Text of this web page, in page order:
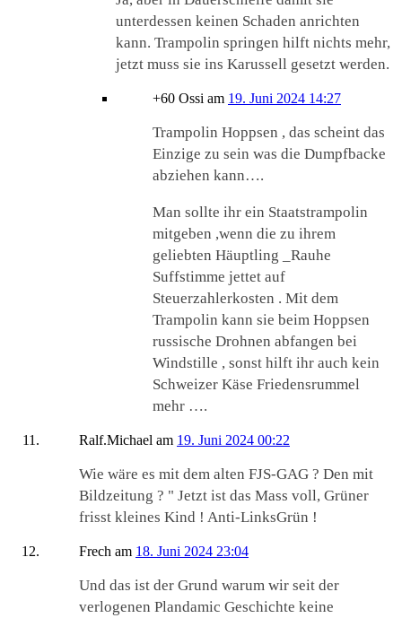
unterdessen keinen Schaden anrichten
kann. Trampolin springen hilft nichts mehr,
jetzt muss sie ins Karussell gesetzt werden.
+60 Ossi am 19. Juni 2024 14:27
Trampolin Hoppsen , das scheint das
Einzige zu sein was die Dumpfbacke
abziehen kann….
Man sollte ihr ein Staatstrampolin
mitgeben ,wenn die zu ihrem
geliebten Häuptling _Rauhe
Suffstimme jettet auf
Steuerzahlerkosten . Mit dem
Trampolin kann sie beim Hoppsen
russische Drohnen abfangen bei
Windstille , sonst hilft ihr auch kein
Schweizer Käse Friedensrummel
mehr ….
Ralf.Michael am 19. Juni 2024 00:22
Wie wäre es mit dem alten FJS-GAG ? Den mit
Bildzeitung ? " Jetzt ist das Mass voll, Grüner
frisst kleines Kind ! Anti-LinksGrün !
Frech am 18. Juni 2024 23:04
Und das ist der Grund warum wir seit der
verlogenen Plandamic Geschichte keine